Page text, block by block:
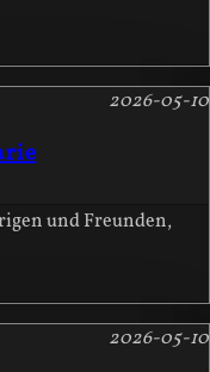
2026-05-10
und Freunden,
2026-05-10